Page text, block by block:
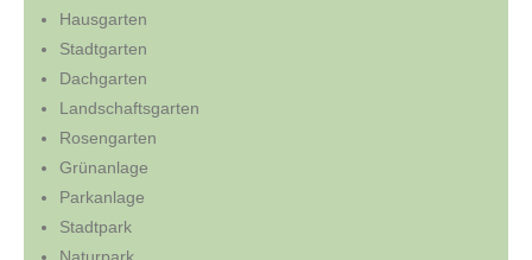
Haus­gar­ten
Stadt­gar­ten
Dach­gar­ten
Land­schafts­gar­ten
Ro­sen­gar­ten
Grünanlage
Park­an­la­ge
Stadt­park